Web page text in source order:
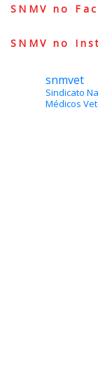
SNMV no
SNMV no
snmvet
Sindicato
Médicos